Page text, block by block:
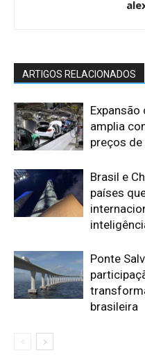
ARTIGOS RELACIONADOS
amplia
preços
Brasil e
países
Ponte
brasileira